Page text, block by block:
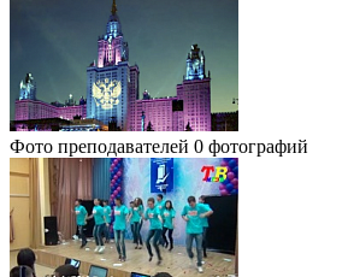
Фото преподавателей 0 фотографий